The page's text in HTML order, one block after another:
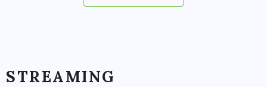
STREAMING